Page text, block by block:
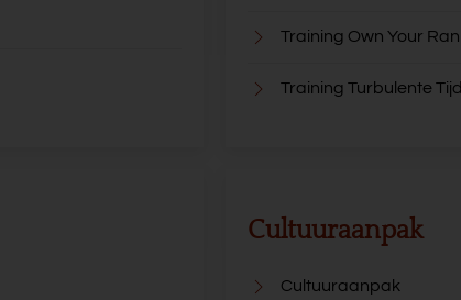
Training Own Your
Training Turbulente
Cultuuraanpak
Cultuuraanpak